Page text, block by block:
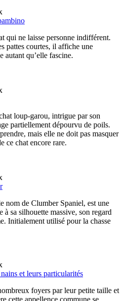
qui ne laisse personne indifférent.
pattes courtes, il affiche une
autant qu’elle fascine.
loup-garou, intrigue par son
partiellement dépourvu de poils.
mais elle ne doit pas masquer
ce chat encore rare.
nom de Clumber Spaniel, est une
à sa silhouette massive, son regard
Initialement utilisé pour la chasse
et leurs particularités
foyers par leur petite taille et